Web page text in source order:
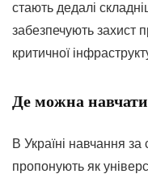
стають дедалі
забезпечують захист
критичної
Де можна
В Україні навчання за
пропонують як